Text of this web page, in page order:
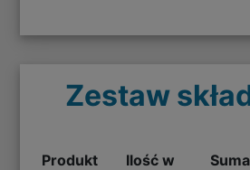
Zestaw
Produkt
Ilość w
Suma